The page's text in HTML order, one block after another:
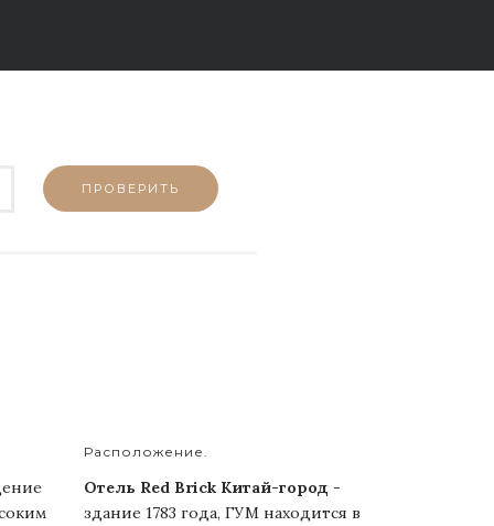
Расположение.
Отель Red Brick Китай-город -
здание 1783 года, ГУМ находится в